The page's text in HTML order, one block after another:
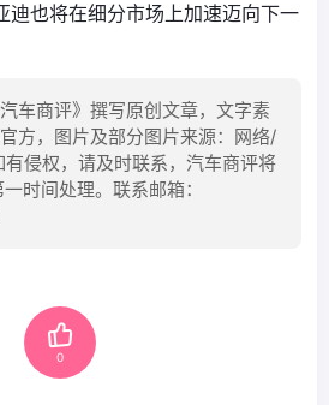
迪也将在细分市场上加速迈向下一
车商评》撰写原创文章，文字素
方，图片及部分图片来源：网络/
侵权，请及时联系，汽车商评将
时间处理。联系邮箱：
0